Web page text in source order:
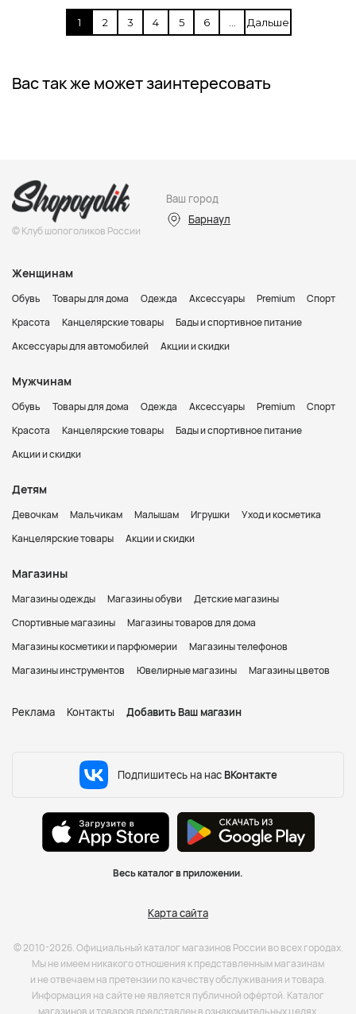
1 2 3 4 5 6 Дальше
Вас так же может заинтересовать
© Клуб шопоголиков России
Ваш город
Барнаул
Женщинам
Обувь Товары для дома Одежда Аксессуары Premium
Спорт
Красота
Канцелярские товары
Бады и спортивное питание
Аксессуары для автомобилей
Акции и скидки
Мужчинам
Обувь Товары для дома Одежда Аксессуары Premium
Спорт
Красота
Канцелярские товары
Бады и спортивное питание
Акции и скидки
Детям
Девочкам Мальчикам Малышам Игрушки
Уход и косметика
Канцелярские товары
Акции и скидки
Магазины
Магазины одежды Магазины обуви
Детские магазины
Спортивные магазины
Магазины товаров для дома
Магазины косметики и парфюмерии
Магазины телефонов
Магазины инструментов
Ювелирные магазины Магазины цветов
Реклама Контакты Добавить Ваш магазин
Подпишитесь на нас ВКонтакте
Весь каталог в приложении.
Карта сайта
© 2010-2026. Официальный каталог магазинов России во всех городах.
Мы не имеем никакого отношения к представленным магазинам
и не отвечаем на претензии по качеству обслуживания и товара.
Информация на сайте не является публичной офёртой. Каталог
магазинов и товаров представлен в ознакомительных целях.